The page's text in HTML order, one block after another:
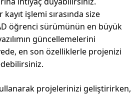
işlemi sırasında size
öğrenci sürümünün en büyük
güncellemelerini
en son özelliklerle projenizi
projelerinizi geliştirirken,